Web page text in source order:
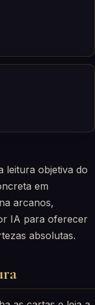
leitura objetiva do
em
arcanos,
IA para oferecer
absolutas.